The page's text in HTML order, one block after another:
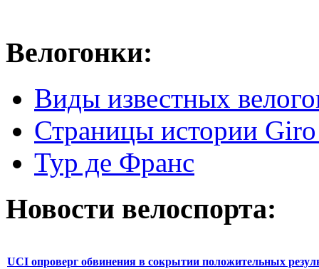
Велогонки:
Виды известных
Страницы истории
Тур де Франс
Новости велоспорта:
UCI опроверг обвинения в сокрытии положительных